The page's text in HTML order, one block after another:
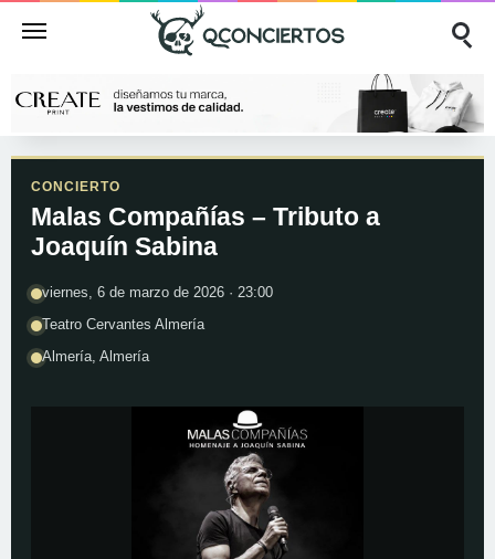
CONCIERTO
Malas Compañías – Tributo a
Joaquín Sabina
viernes, 6 de marzo de 2026 · 23:00
Teatro Cervantes Almería
Almería, Almería